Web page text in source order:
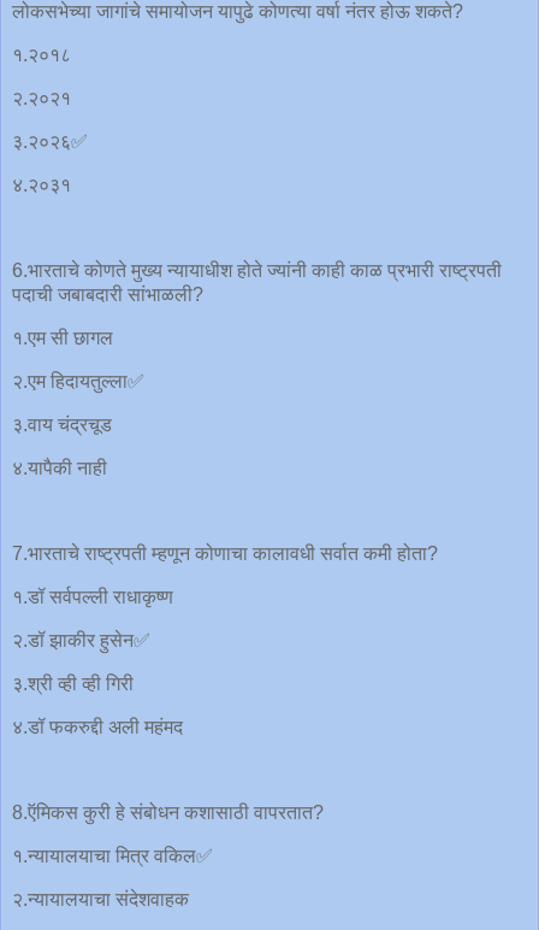
लोकसभेच्या जागांचे समायोजन यापुढे कोणत्या वर्षा नंतर होऊ शकते?
१.२०१८
२.२०२१
३.२०२६✅
४.२०३१
6.भारताचे कोणते मुख्य न्यायाधीश होते ज्यांनी काही काळ प्रभारी राष्ट्रपती
पदाची जबाबदारी सांभाळली?
१.एम सी छागल
२.एम हिदायतुल्ला✅
३.वाय चंद्रचूड
४.यापैकी नाही
7.भारताचे राष्ट्रपती म्हणून कोणाचा कालावधी सर्वात कमी होता?
१.डॉ सर्वपल्ली राधाकृष्ण
२.डॉ झाकीर हुसेन✅
३.श्री व्ही व्ही गिरी
४.डॉ फकरुद्दी अली महंमद
8.ऍमिकस कुरी हे संबोधन कशासाठी वापरतात?
१.न्यायालयाचा मित्र वकिल✅
२.न्यायालयाचा संदेशवाहक